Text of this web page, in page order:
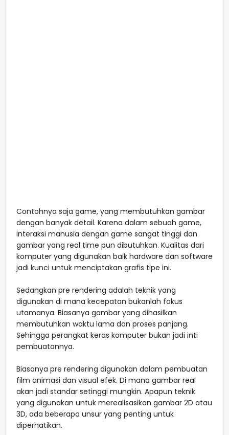
Contohnya saja game, yang membutuhkan gambar
dengan banyak detail. Karena dalam sebuah game,
interaksi manusia dengan game sangat tinggi dan
gambar yang real time pun dibutuhkan. Kualitas dari
komputer yang digunakan baik hardware dan software
jadi kunci untuk menciptakan grafis tipe ini.
Sedangkan pre rendering adalah teknik yang
digunakan di mana kecepatan bukanlah fokus
utamanya. Biasanya gambar yang dihasilkan
membutuhkan waktu lama dan proses panjang.
Sehingga perangkat keras komputer bukan jadi inti
pembuatannya.
Biasanya pre rendering digunakan dalam pembuatan
film animasi dan visual efek. Di mana gambar real
akan jadi standar setinggi mungkin. Apapun teknik
yang digunakan untuk merealisasikan gambar 2D atau
3D, ada beberapa unsur yang penting untuk
diperhatikan.